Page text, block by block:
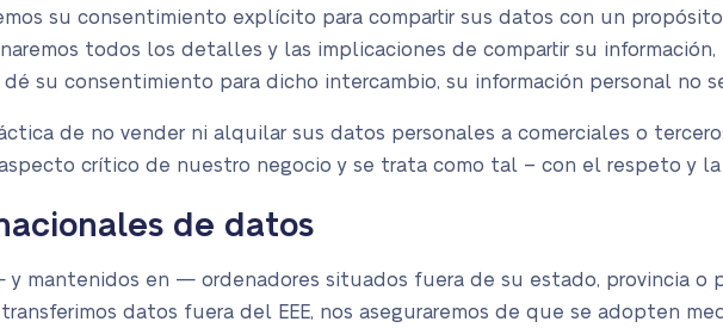
su consentimiento explícito para compartir sus datos con un
todos los detalles y las implicaciones de compartir su
su consentimiento para dicho intercambio, su información personal no
de no vender ni alquilar sus datos personales a comerciales o
crítico de nuestro negocio y se trata como tal – con el respeto y
de datos
mantenidos en — ordenadores situados fuera de su estado, provincia o
datos fuera del EEE, nos aseguraremos de que se adopten